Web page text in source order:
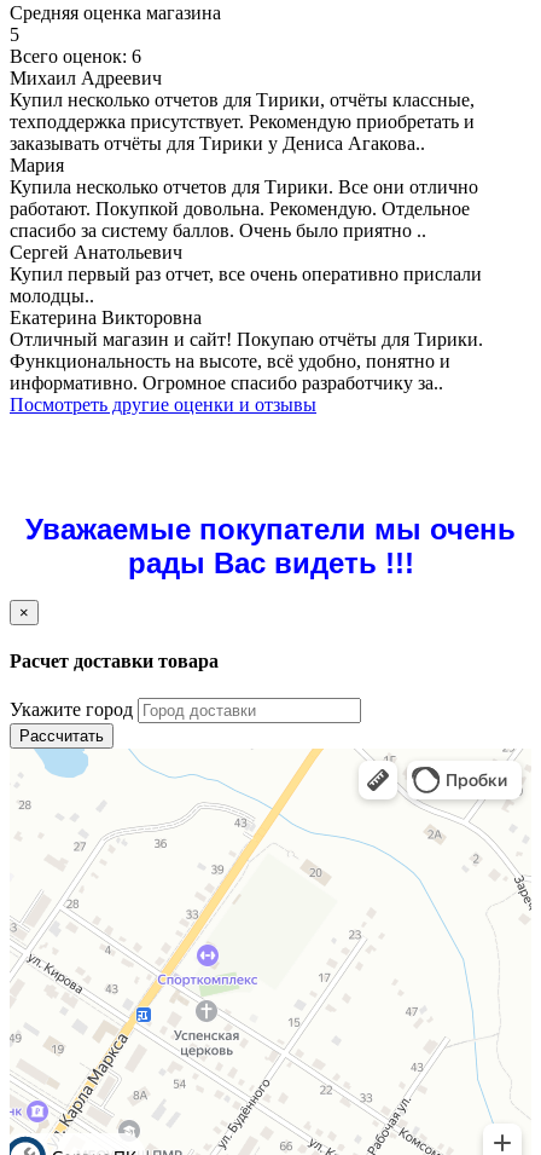
Средняя оценка магазина
5
Всего оценок: 6
Михаил Адреевич
Купил несколько отчетов для Тирики, отчёты классные,
техподдержка присутствует. Рекомендую приобретать и
заказывать отчёты для Тирики у Дениса Агакова..
Мария
Купила несколько отчетов для Тирики. Все они отлично
работают. Покупкой довольна. Рекомендую. Отдельное
спасибо за систему баллов. Очень было приятно ..
Сергей Анатольевич
Купил первый раз отчет, все очень оперативно прислали
молодцы..
Екатерина Викторовна
Отличный магазин и сайт! Покупаю отчёты для Тирики.
Функциональность на высоте, всё удобно, понятно и
информативно. Огромное спасибо разработчику за..
Посмотреть другие оценки и отзывы
Уважаемые покупатели мы очень
рады Вас видеть !!!
×
Расчет доставки товара
Укажите город
Рассчитать